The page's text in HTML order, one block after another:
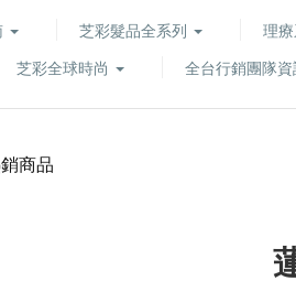
芝彩髮品全系列 理
芝彩全球時尚 全台行銷團隊資
商品